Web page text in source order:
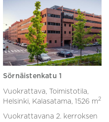
Sörnäistenkatu 1
Vuokrattava, Toimistotila,
Helsinki, Kalasatama, 1526 m2
Vuokrattavana 2. kerroksen